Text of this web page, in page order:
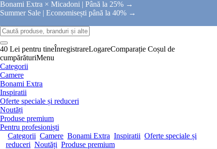
Bonami Extra × Micadoni | Până la 25% →
Summer Sale | Economisești până la 40% →
40 Lei pentru tineÎnregistrareLogareComparație Coșul de
cumpărăturiMenu
Categorii
Camere
Bonami Extra
Inspiratii
Oferte speciale și reduceri
Noutăți
Produse premium
Pentru profesioniști
Categorii Camere Bonami Extra Inspiratii Oferte speciale și
reduceri Noutăți Produse premium